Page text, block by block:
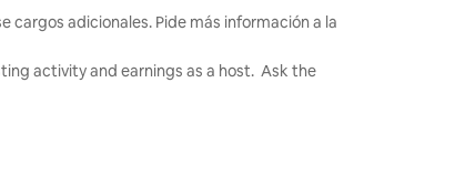
cargos adicionales. Pide más información a la
activity and earnings as a host. Ask the